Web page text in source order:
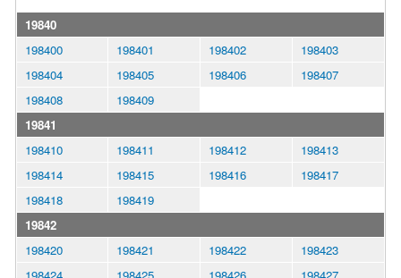
19840
198400
198401 198402
198403
198404
198405 198406
198407
198408
198409
19841
198410
198411 198412
198413
198414
198415 198416
198417
198418
198419
19842
198420
198421 198422
198423